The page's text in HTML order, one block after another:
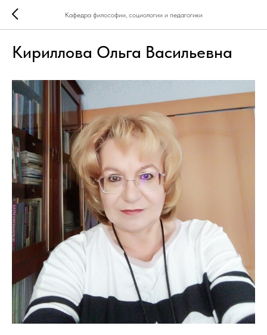
Кафедра философии, социологии и педагогики
Кириллова Ольга Васильевна